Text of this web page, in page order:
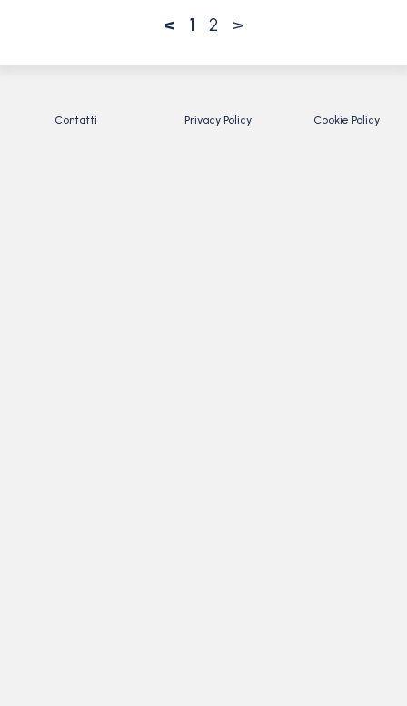
< 1 2 >
Contatti Privacy Policy Cookie Policy